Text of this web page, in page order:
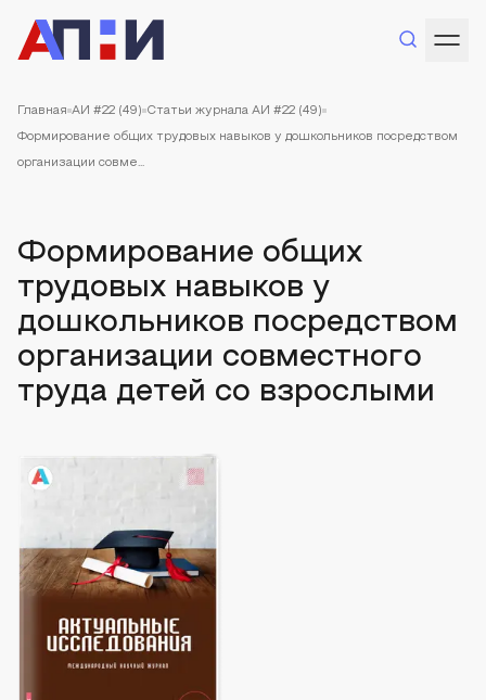
Главная АИ #22 (49) Статьи журнала АИ #22 (49)
Формирование общих трудовых навыков у дошкольников посредством
организации совме...
Формирование общих
трудовых навыков у
дошкольников посредством
организации совместного
труда детей со взрослыми